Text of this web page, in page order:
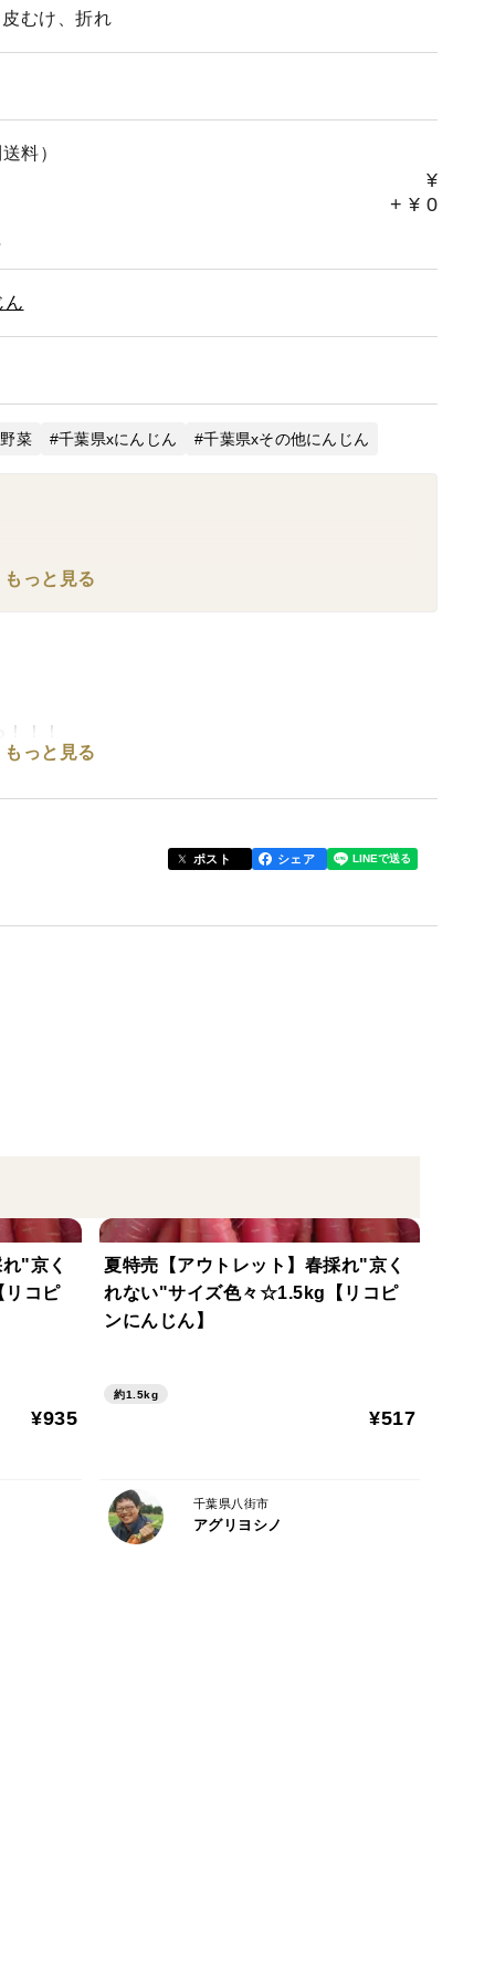
むけ、折れ
料）
¥
+ ¥ 0
ん
菜 千葉県xにんじん 千葉県xその他にんじん
もっと見る
！！
じん料理にご活用くださいませ🥕
っています。
もっと見る
ポスト シェア
"京く
コピ
¥935
夏特売【アウトレット】春採れ"京く
れない"サイズ色々☆1.5kg【リコピ
ンにんじん】
約1.5kg
¥517
千葉県八街市
アグリヨシノ